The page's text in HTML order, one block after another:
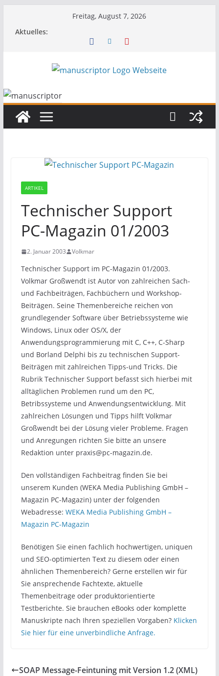
Freitag, August 7, 2026
Aktuelles:
ARTIKEL
Technischer Support
PC-Magazin 01/2003
2. Januar 2003 Volkmar
Technischer Support im PC-Magazin 01/2003.
Volkmar Großwendt ist Autor von zahlreichen Sach-
und Fachbeiträgen, Fachbüchern und Workshop-
Beiträgen. Seine Themenbereiche reichen von
grundlegender Software über Betriebssysteme wie
Windows, Linux oder OS/X, der
Anwendungsprogrammierung mit C, C++, C-Sharp
und Borland Delphi bis zu technischen Support-
Beiträgen mit zahlreichen Tipps-und Tricks. Die
Rubrik Technischer Support befasst sich hierbei mit
alltäglichen Problemen rund um den PC,
Betribssysteme und Anwendungsentwicklung. Mit
zahlreichen Lösungen und Tipps hilft Volkmar
Großwendt bei der Lösung vieler Probleme. Fragen
und Anregungen richten Sie bitte an unsere
Redaktion unter praxis@pc-magazin.de.
Den vollständigen Fachbeitrag finden Sie bei
unserem Kunden (WEKA Media Publishing GmbH –
Magazin PC-Magazin) unter der folgenden
Webadresse: WEKA Media Publishing GmbH –
Magazin PC-Magazin
Benötigen Sie einen fachlich hochwertigen, uniquen
und SEO-optimierten Text zu diesem oder einen
ähnlichen Themenbereich? Gerne erstellen wir für
Sie ansprechende Fachtexte, aktuelle
Themenbeitrage oder produktorientierte
Testberichte. Sie brauchen eBooks oder komplette
Manuskripte nach Ihren speziellen Vorgaben? Klicken
Sie hier für eine unverbindliche Anfrage.
SOAP Message-Feintuning mit Version 1.2 (XML)